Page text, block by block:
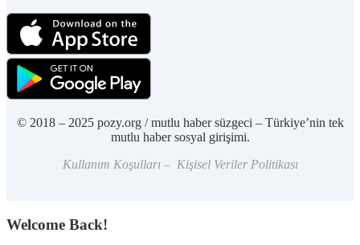
© 2018 – 2025 pozy.org / mutlu haber süzgeci – Türkiye’nin tek
mutlu haber sosyal girişimi.
Kullanım Koşulları – Kişisel Veriler Politikası
Welcome Back!